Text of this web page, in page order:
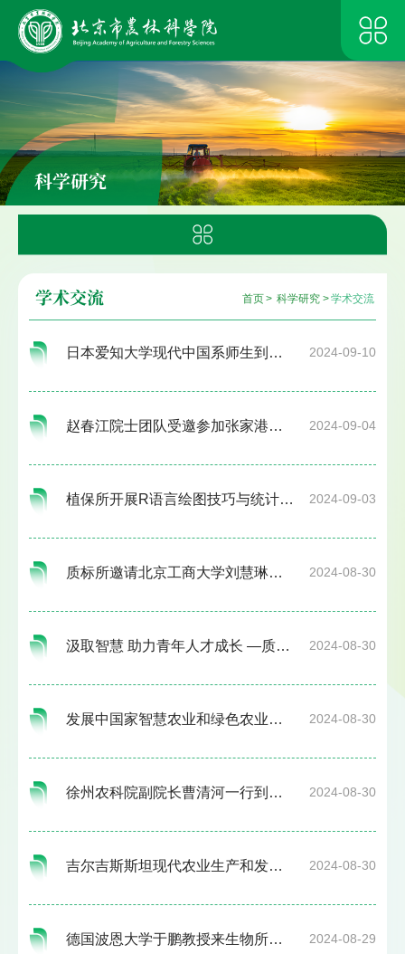
科学研究
首页> 科学研究 >学术交流
学术交流
2024-09-10
日本爱知大学现代中国系师生到小汤山基地参观
2024-09-04
赵春江院士团队受邀参加张家港市第七届“现代农业”招才引智推介交流会
2024-09-03
植保所开展R语言绘图技巧与统计分析专题技能培训
2024-08-30
质标所邀请北京工商大学刘慧琳教授来所做专题学术交流
2024-08-30
汲取智慧 助力青年人才成长 —质标所举办“如何做好科学研究专题”讲座
2024-08-30
发展中国家智慧农业和绿色农业发展研修班学员到小汤山基地参观
2024-08-30
徐州农科院副院长曹清河一行到小汤山基地参观
2024-08-30
吉尔吉斯斯坦现代农业生产和发展研修班学员到小汤山基地参观
2024-08-29
德国波恩大学于鹏教授来生物所进行学术交流